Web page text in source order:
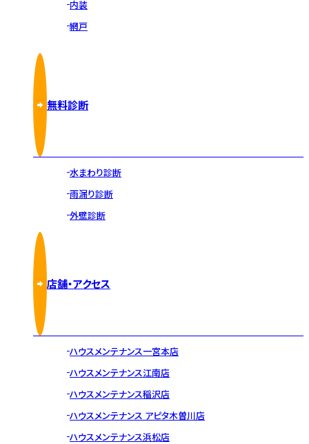
内装
網戸
無料診断
水まわり診断
雨漏り診断
外壁診断
店舗・アクセス
ハウスメンテナンス一宮本店
ハウスメンテナンス江南店
ハウスメンテナンス稲沢店
ハウスメンテナンス アピタ木曽川店
ハウスメンテナンス浜松店